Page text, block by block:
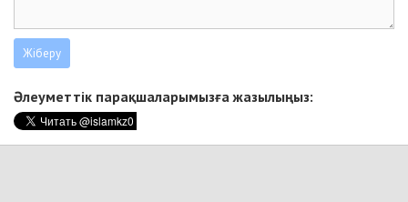
Әлеуметтік парақшаларымызға жазылыңыз: